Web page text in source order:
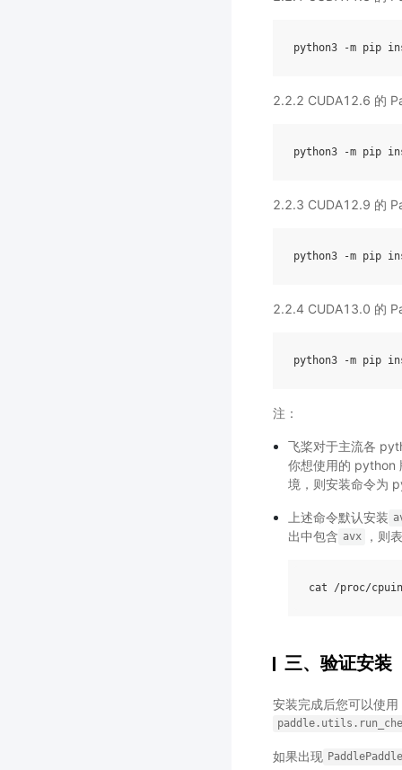
python3 -m pip
2.2.2 CUDA12.6 的
python3 -m pip
2.2.3 CUDA12.9 的
python3 -m pip
2.2.4 CUDA13.0 的
python3 -m pip
注：
飞桨对于主流各
你想使用的 python
境，则安装命令为
上述命令默认安装
出中包含 avx ，则
cat /proc/
三、验证安装
安装完成后您可以使用
如果出现 PaddlePaddle